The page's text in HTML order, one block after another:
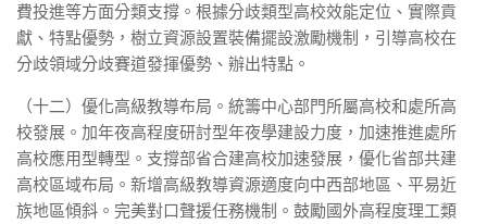
費投進等方面分類支撐。根據分歧類型高校效能定位、實際貢
獻、特點優勢，樹立資源設置裝備擺設激勵機制，引導高校在
分歧領域分歧賽道發揮優勢、辦出特點。
（十二）優化高級教導布局。統籌中心部門所屬高校和處所高
校發展。加年夜高程度研討型年夜學建設力度，加速推進處所
高校應用型轉型。支撐部省合建高校加速發展，優化省部共建
高校區域布局。新增高級教導資源適度向中西部地區、平易近
族地區傾斜。完美對口聲援任務機制。鼓勵國外高程度理工類